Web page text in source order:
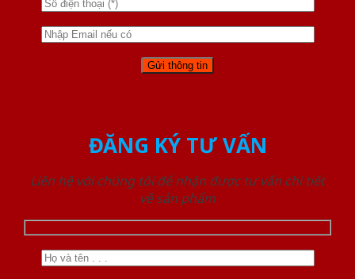
ĐĂNG KÝ TƯ VẤN
Liên hệ với chúng tôi để nhận được tư vấn chi tiết
về sản phẩm